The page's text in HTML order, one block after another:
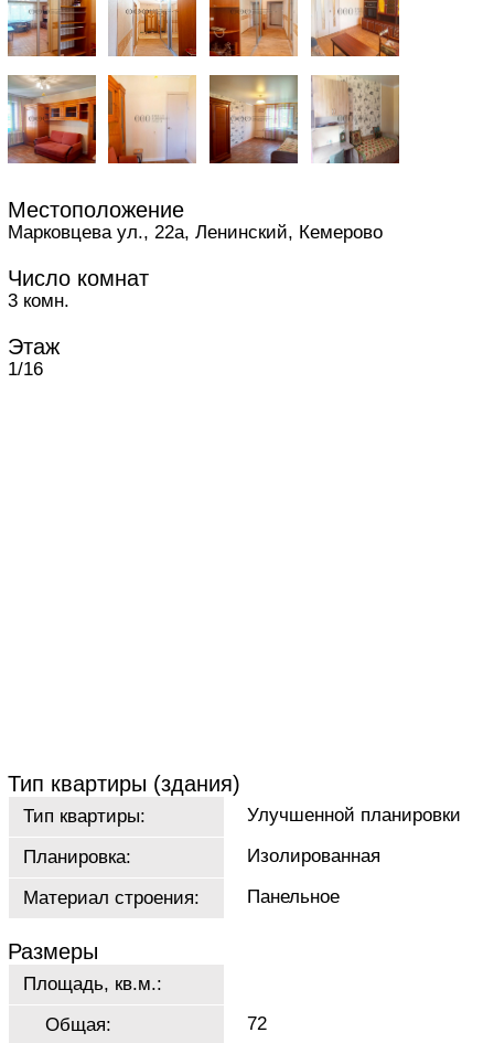
Местоположение
Марковцева ул., 22а, Ленинский, Кемерово
Число комнат
3 комн.
Этаж
1/16
Тип квартиры (здания)
Тип квартиры:
Улучшенной планировки
Планировка:
Изолированная
Материал строения:
Панельное
Размеры
Площадь, кв.м.:
Общая:
72